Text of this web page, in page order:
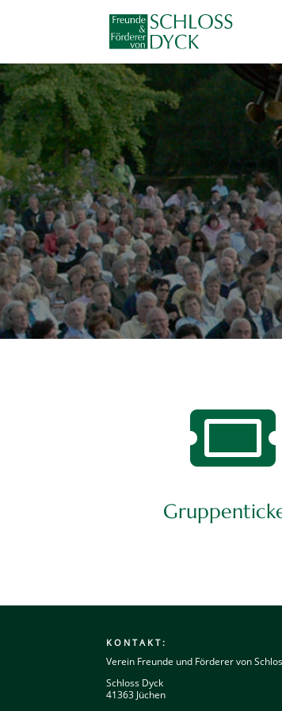

KONTAKT:
Verein Freunde und Förderer von
Schloss Dyck
41363 Jüchen